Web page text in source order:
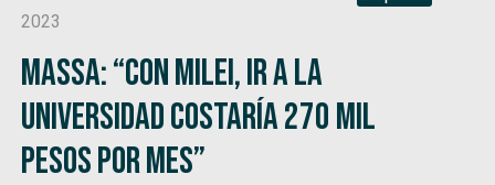
2023
Massa: “Con Milei, ir a la
universidad costaría 270 mil
pesos por mes”